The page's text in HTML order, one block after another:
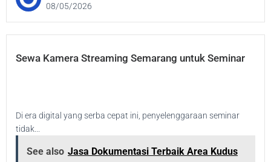
08/05/2026
Sewa Kamera Streaming Semarang untuk Seminar
Di era digital yang serba cepat ini, penyelenggaraan seminar
tidak...
See also Jasa Dokumentasi Terbaik Area Kudus